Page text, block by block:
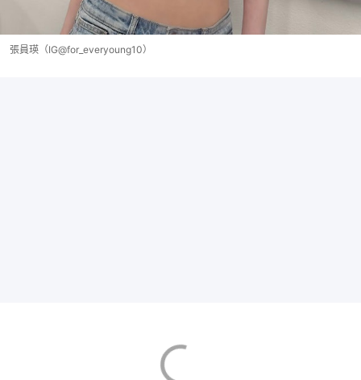
張員瑛（IG@for_everyoung10）